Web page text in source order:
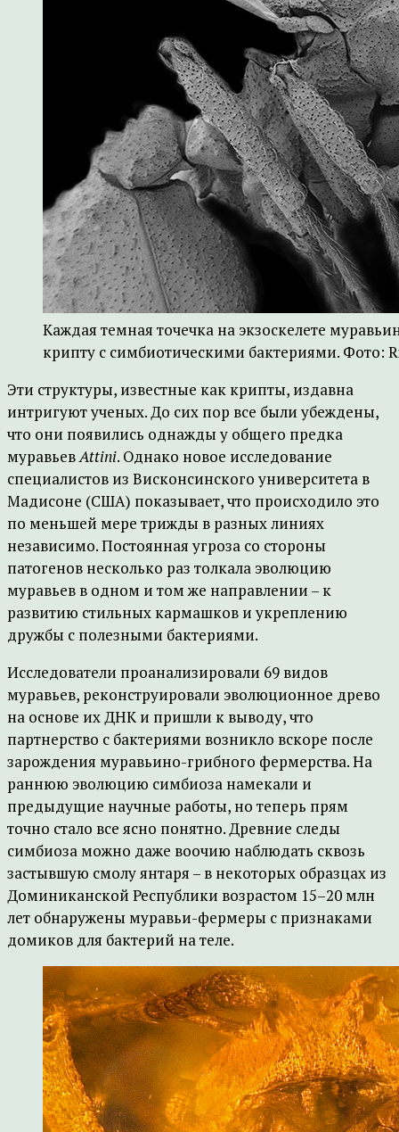
Каждая темная точечка на экзоскелете
крипту с симбиотическими бактериями. Фото:
Эти структуры, известные как крипты, издавна
интригуют ученых. До сих пор все были убеждены,
что они появились однажды у общего предка
муравьевAttini. Однако новое исследование
специалистов из Висконсинского университета в
Мадисоне (США) показывает, что происходило это
по меньшей мере трижды в разных линиях
независимо. Постоянная угроза со стороны
патогенов несколько раз толкала эволюцию
муравьев в одном и том же направлении – к
развитию стильных кармашков и укреплению
дружбы с полезными бактериями.
Исследователи проанализировали 69 видов
муравьев, реконструировали эволюционное древо
на основе их ДНК и пришли к выводу, что
партнерство с бактериями возникло вскоре после
зарождения муравьино-грибного фермерства. На
раннюю эволюцию симбиоза намекали и
предыдущие научные работы, но теперь прям
точно стало все ясно понятно. Древние следы
симбиоза можно даже воочию наблюдать сквозь
застывшую смолу янтаря – в некоторых образцах из
Доминиканской Республики возрастом 15–20 млн
лет обнаружены муравьи-фермеры с признаками
домиков для бактерий на теле.